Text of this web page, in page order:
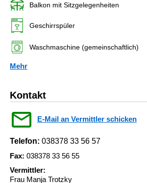
Balkon mit Sitzgelegenheiten
Geschirrspüler
Waschmaschine (gemeinschaftlich)
Mehr
Kontakt
E-Mail an Vermittler schicken
Telefon: 038378 33 56 57
Fax: 038378 33 56 55
Vermittler:
Frau Manja Trotzky